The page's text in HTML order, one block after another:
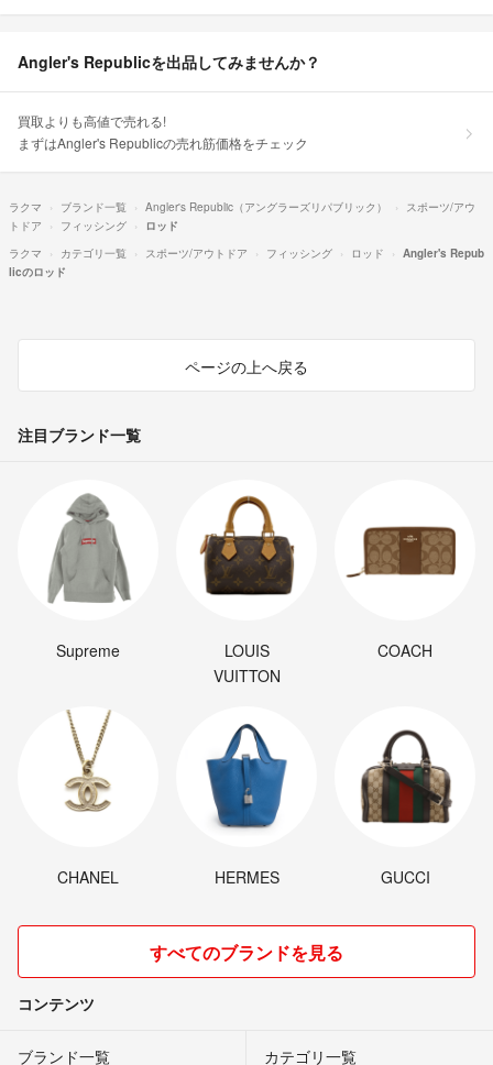
Angler's Republicを出品してみませんか？
買取よりも高値で売れる!
まずはAngler's Republicの売れ筋価格をチェック
ラクマ ブランド一覧 Angler's Republic（アングラーズリパブリック）
スポーツ/アウ
トドア
フィッシング
ロッド
ラクマ
カテゴリ一覧 スポーツ/アウトドア フィッシング ロッド
Angler's Repub
licのロッド
ページの上へ戻る
注目ブランド一覧
Supreme
LOUIS
VUITTON
COACH
CHANEL HERMES GUCCI
すべてのブランドを見る
コンテンツ
ブランド一覧 カテゴリ一覧